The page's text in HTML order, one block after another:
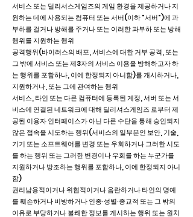
서비스 또는 딜리셔스게임즈의 게임 환경을 제공하거나 지
원하는 데에 사용되는 컴퓨터 또는 서버(이하 "서버")에 과
부하를 걸거나 방해를 주거나 또는 이러한 과부하 또는 방해
행위를 지원하는 행위
공격행위(바이러스의 배포, 서비스에 대한 거부 공격, 또는
그 밖에 서비스 또는 제3자의 서비스 이용을 방해하고자 하
는 행위를 포함하나, 이에 한정되지 아니함)를 개시하거나,
지원하거나, 또는 그에 관여하는 행위
서비스, 타인 또는 다른 컴퓨터에 등록된 계정, 서버 또는 서
비스에 연결된 네트워크에 대해 딜리셔스게임즈 로부터 제
공된 이용자 인터페이스가 아닌 다른 수단을 통해 승인되지
않은 접속을 시도하는 행위(서비스의 일부분인 보안, 기술,
기기 또는 소프트웨어를 변경 또는 우회하거나 그러한 시도
를 하는 행위 또는 그러한 변경이나 우회를 하는 누군가를
지원하거나 방조하는 행위를 포함하나, 이에 한정되지 아니
함)
권리남용적이거나 위협적이거나 음란하거나 타인의 명예
를 훼손하거나 비방하거나 인종∙성별∙종교적 또는 그 밖의
이유로 부당하거나 불쾌한 정보를 게시하는 행위 또는 원치